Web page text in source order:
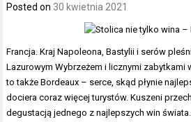
Posted on 30 kwietnia 2021
Francja. Kraj Napoleona, Bastylii i serów
Lazurowym Wybrzeżem i licznymi zabytkami
to także Bordeaux – serce, skąd płynie
dociera coraz więcej turystów. Kuszeni
degustacją jednego z najlepszych win